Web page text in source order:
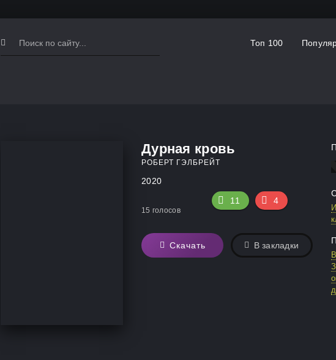
Топ 100
Дурная кровь
РОБЕРТ ГЭЛБРЕЙТ
2020
15 голосов
11 4
Скачать В закладки